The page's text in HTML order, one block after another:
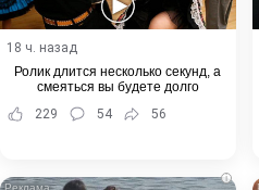
18 ч. назад
Ролик длится несколько секунд, а
смеяться вы будете долго
229
54 56
i